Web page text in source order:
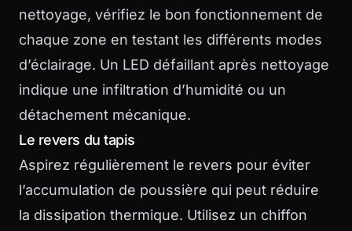
nettoyage, vérifiez le bon fonctionnement de
chaque zone en testant les différents modes
d’éclairage. Un LED défaillant après nettoyage
indique une infiltration d’humidité ou un
détachement mécanique.
Le revers du tapis
Aspirez régulièrement le revers pour éviter
l’accumulation de poussière qui peut réduire
la dissipation thermique. Utilisez un chiffon